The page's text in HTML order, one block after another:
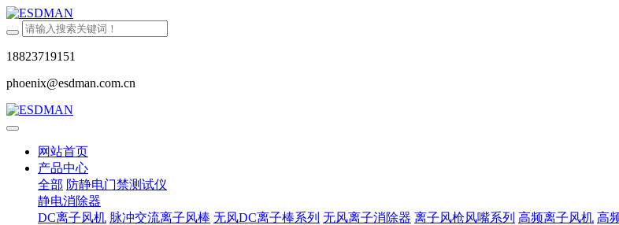
18823719151
phoenix@esdman.com.cn
网站首页
产品中心
全部 防静电门禁测试仪
静电消除器
DC离子风机 脉冲交流离子风棒 无风DC离子棒系列 无风离子消除器 离子风枪风嘴系列 高频离子风机 高